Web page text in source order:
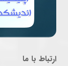
ارتباط با ما